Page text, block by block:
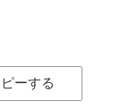
ーする